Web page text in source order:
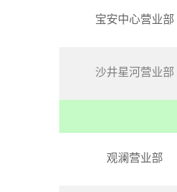
宝安中心营业部
沙井星河营业部
观澜营业部